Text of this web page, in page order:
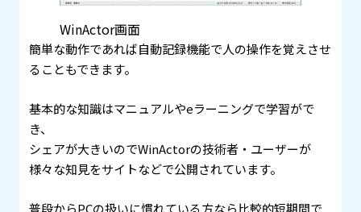
WinActor画面
簡単な動作であれば自動記録機能で人の操作を覚えさせ
ることもできます。
基本的な知識はマニュアルやeラーニングで学習がで
き、
シェアが大きいのでWinActorの技術者・ユーザーが
様々な知見をサイトなどで公開されています。